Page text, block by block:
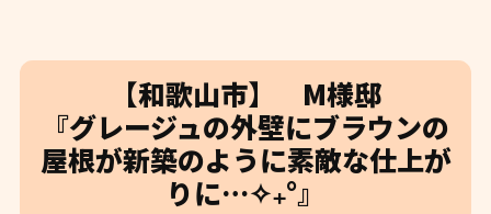
【和歌山市】 M様邸
『グレージュの外壁にブラウンの
屋根が新築のように素敵な仕上が
りに…✧₊°』